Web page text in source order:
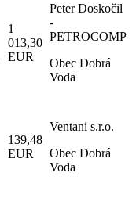
1
013,30
EUR
Peter Doskočil
-
PETROCOMP
Obec Dobrá
Voda
139,48
EUR
Ventani s.r.o.
Obec Dobrá
Voda